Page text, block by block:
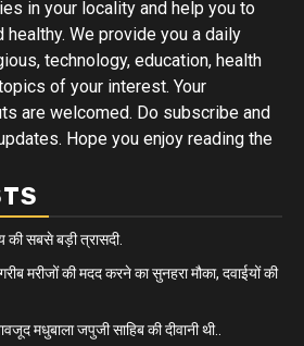
in your locality and help you to
We provide you a daily
technology, education, health
of your interest. Your
are welcomed. Do subscribe and
Hope you enjoy reading the
सबसे बड़ी त्रासदी.
मरीजों की मदद करने का सुनहरा मौका, दवाईयों की
मधुबाला जपुजी साहिब की दीवानी थी..